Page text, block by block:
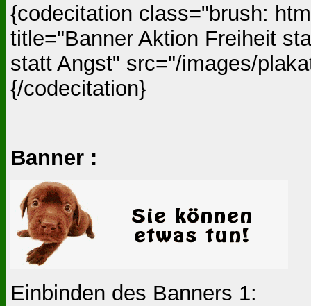
{codecitation class="brush:
title="Banner Aktion Freiheit
statt Angst" src="/images/
{/codecitation}
Banner :
Einbinden des Banners 1: